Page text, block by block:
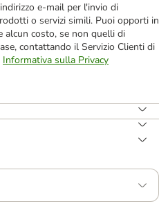
e-mail per l'invio di
o servizi simili. Puoi opporti in
alcun costo, se non quelli di
contattando il Servizio Clienti di
Informativa sulla Privacy